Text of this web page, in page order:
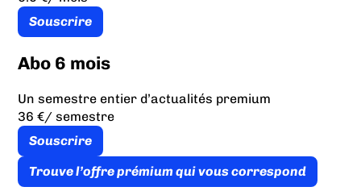
Souscrire
Abo 6 mois
Un semestre entier d’actualités premium
36 €/ semestre
Souscrire
Trouve l’offre prémium qui vous correspond